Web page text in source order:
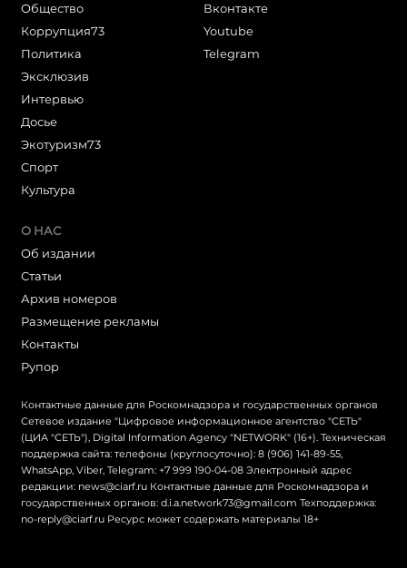
Общество
Коррупция73
Политика
Эксклюзив
Интервью
Досье
Экотуризм73
Cпорт
Культура
Вконтакте
Youtube
Telegram
О НАС
Об издании
Статьи
Архив номеров
Размещение рекламы
Контакты
Рупор
Контактные данные для Роскомнадзора и государственных органов
Сетевое издание "Цифровое информационное агентство "СЕТЬ"
(ЦИА "СЕТЬ"), Digital Information Agency "NETWORK" (16+). Техническая
поддержка сайта: телефоны (круглосуточно): 8 (906) 141-89-55,
WhatsApp, Viber, Telegram: +7 999 190-04-08 Электронный адрес
редакции: news@ciarf.ru Контактные данные для Роскомнадзора и
государственных органов: d.i.a.network73@gmail.com Техподдержка:
no-reply@ciarf.ru Ресурс может содержать материалы 18+